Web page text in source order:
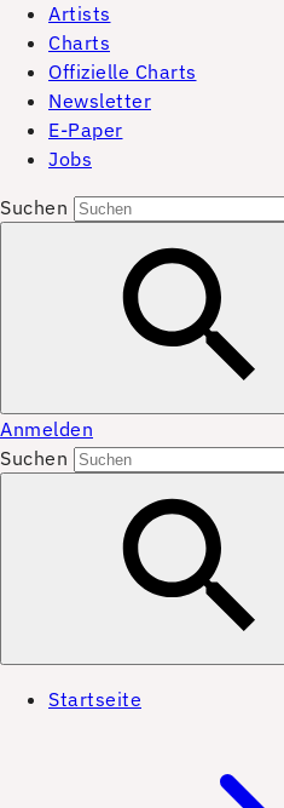
Artists
Charts
Offizielle Charts
Newsletter
E-Paper
Jobs
Suchen
Anmelden
Suchen
Startseite